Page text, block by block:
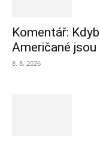
Komentář:
Američané
8. 8. 2026